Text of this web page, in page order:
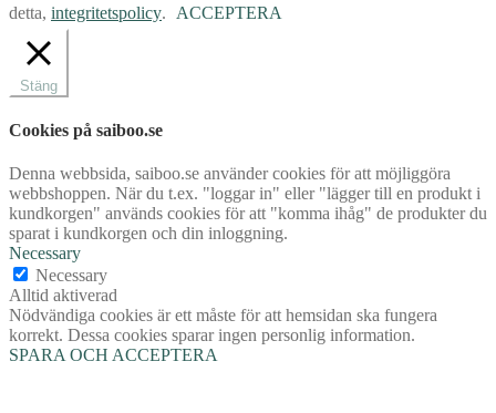
detta, integritetspolicy. ACCEPTERA
Stäng
Cookies på saiboo.se
Denna webbsida, saiboo.se använder cookies för att möjliggöra
webbshoppen. När du t.ex. "loggar in" eller "lägger till en produkt i
kundkorgen" används cookies för att "komma ihåg" de produkter du
sparat i kundkorgen och din inloggning.
Necessary
Necessary
Alltid aktiverad
Nödvändiga cookies är ett måste för att hemsidan ska fungera
korrekt. Dessa cookies sparar ingen personlig information.
SPARA OCH ACCEPTERA